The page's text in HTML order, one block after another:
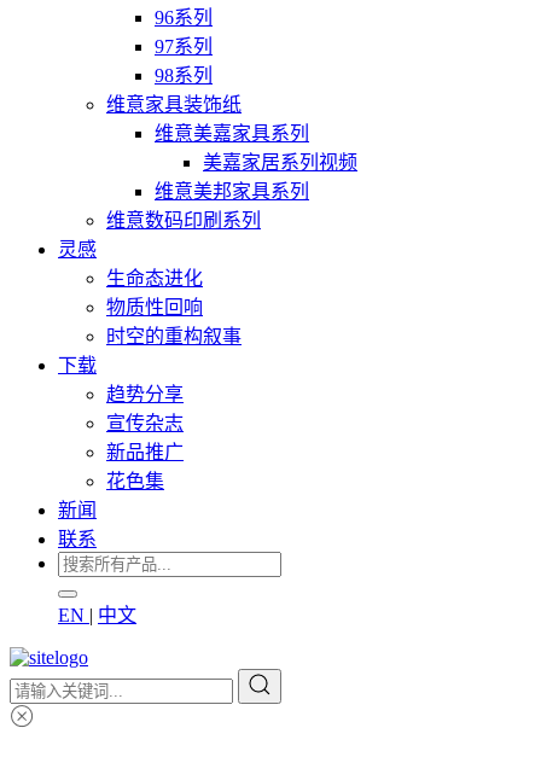
96系列
97系列
98系列
维意家具装饰纸
维意美嘉家具系列
美嘉家居系列视频
维意美邦家具系列
维意数码印刷系列
灵感
生命态进化
物质性回响
时空的重构叙事
下载
趋势分享
宣传杂志
新品推广
花色集
新闻
联系
EN | 中文